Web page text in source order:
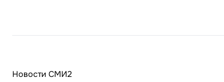
Новости СМИ2